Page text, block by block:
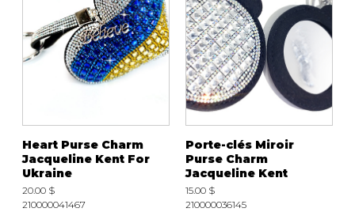
Heart Purse Charm
Jacqueline Kent For
Ukraine
20.00 $
210000041467
Porte-clés Miroir
Purse Charm
Jacqueline Kent
15.00 $
210000036145